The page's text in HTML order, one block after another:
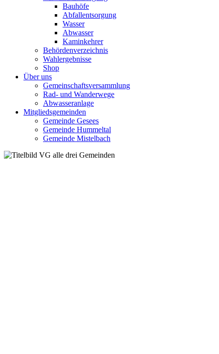
Bauhöfe
Abfallentsorgung
Wasser
Abwasser
Kaminkehrer
Behördenverzeichnis
Wahlergebnisse
Shop
Über uns
Gemeinschaftsversammlung
Rad- und Wanderwege
Abwasseranlage
Mitgliedsgemeinden
Gemeinde Gesees
Gemeinde Hummeltal
Gemeinde Mistelbach